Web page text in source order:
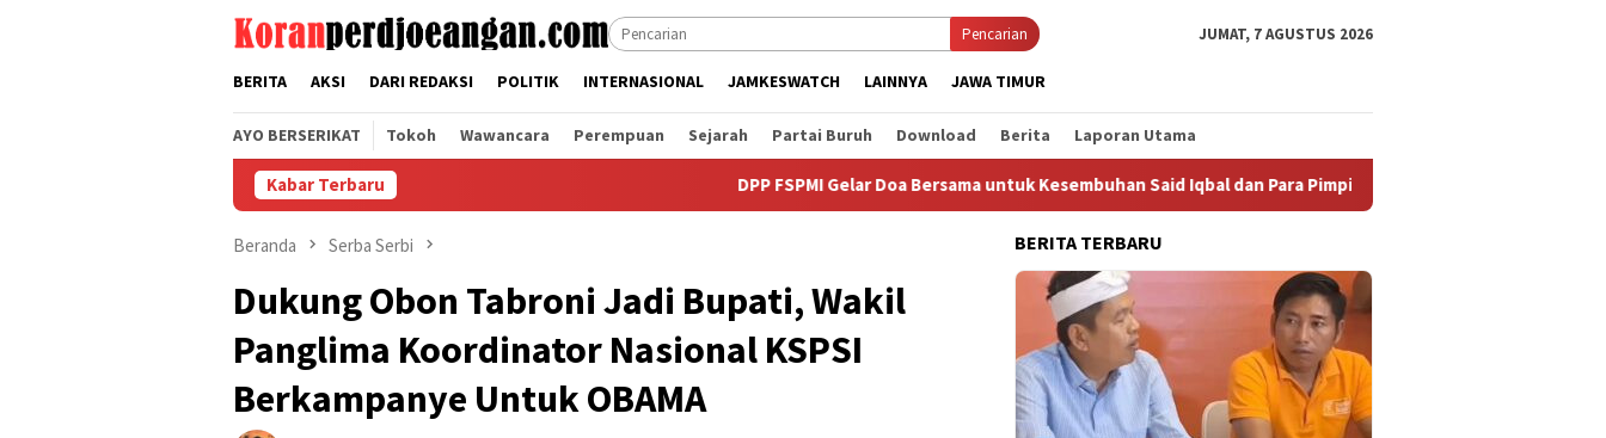
Pencarian JUMAT, 7 AGUSTUS 2026
BERITA AKSI DARI REDAKSI POLITIK INTERNASIONAL JAMKESWATCH LAINNYA JAWA TIMUR
AYO BERSERIKAT Tokoh Wawancara Perempuan Sejarah Partai Buruh Download Berita Laporan Utama
Kabar Terbaru DPP FSPMI Gelar Doa Bersama untuk Kesembuhan Said Iqbal dan Para Pimpinan yang Sedang Sakit
Beranda Serba Serbi
Dukung Obon Tabroni Jadi Bupati, Wakil
Panglima Koordinator Nasional KSPSI
Berkampanye Untuk OBAMA
BERITA TERBARU